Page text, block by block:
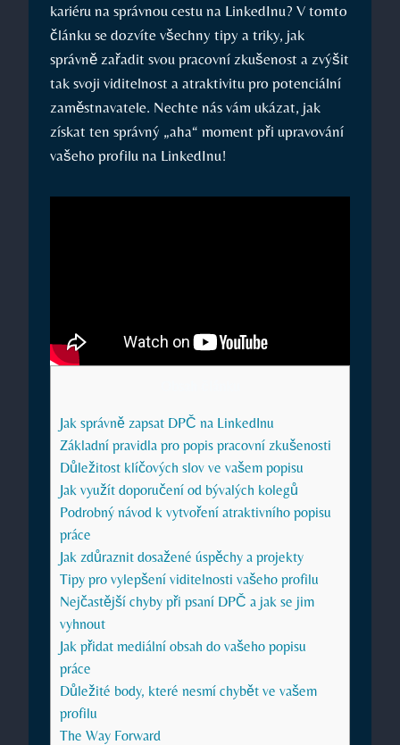
‌kariéru na správnou cestu na LinkedInu? V tomto
článku se dozvíte všechny‌ tipy ⁣a triky,⁣ jak
správně ​zařadit svou ​pracovní zkušenost a zvýšit
tak ‍svoji viditelnost a atraktivitu pro potenciální
zaměstnavatele. Nechte nás vám ‍ukázat, ​jak⁣
získat ten správný „aha“ moment ⁢při upravování
vašeho‍ profilu​ na LinkedInu!
Jak správně zapsat DPČ na⁤ LinkedInu
Základní⁣ pravidla pro popis pracovní zkušenosti
Důležitost klíčových slov ve vašem ⁣popisu
Jak využít⁢ doporučení od​ bývalých kolegů
Podrobný návod k vytvoření atraktivního popisu⁣
práce
Jak ‌zdůraznit dosažené úspěchy⁣ a projekty
Tipy pro vylepšení viditelnosti ⁤vašeho⁣ profilu
Nejčastější ⁤chyby při psaní DPČ a jak se jim‌
vyhnout
Jak ⁣přidat mediální obsah ⁢do vašeho‌ popisu
práce
Důležité body, které nesmí chybět ‌ve vašem
⁣profilu
The Way Forward